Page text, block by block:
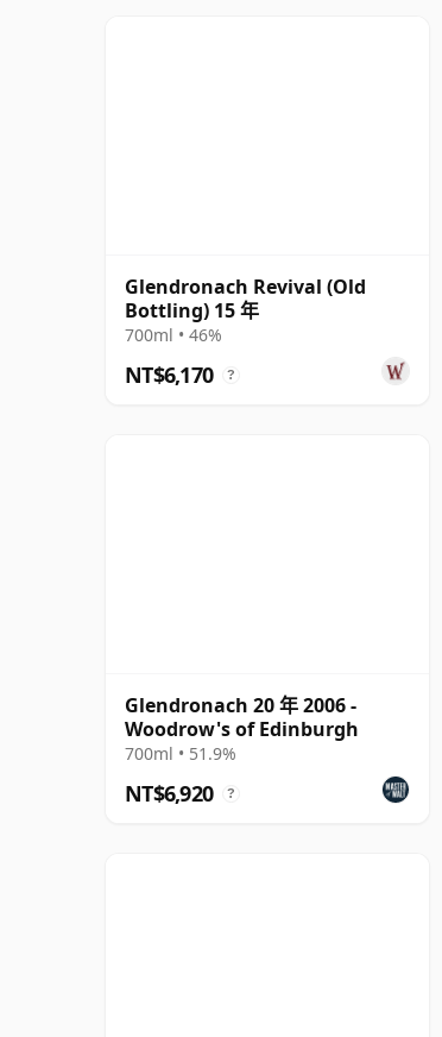
Glendronach Revival (Old
Bottling) 15 年
700ml • 46%
NT$6,170 ?
Glendronach 20 年 2006 -
Woodrow's of Edinburgh
700ml • 51.9%
NT$6,920 ?